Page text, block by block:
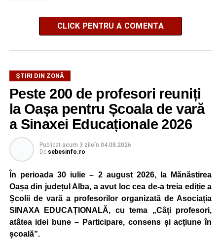
CLICK PENTRU A COMENTA
ȘTIRI DIN ZONĂ
Peste 200 de profesori reuniți
la Oașa pentru Școala de vară
a Sinaxei Educaționale 2026
Publicat acum 3 zileîn 04.08.2026
De sebesinfo.ro
În perioada 30 iulie – 2 august 2026, la Mănăstirea
Oașa din județul Alba, a avut loc cea de-a treia ediție a
Școlii de vară a profesorilor organizată de Asociația
SINAXA EDUCAȚIONALĂ, cu tema „Câți profesori,
atâtea idei bune – Participare, consens și acțiune în
școală”.